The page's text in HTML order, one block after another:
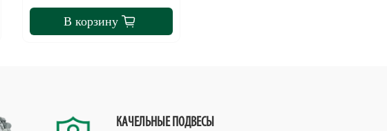
В корзину
КАЧЕЛЬНЫЕ ПОДВЕСЫ